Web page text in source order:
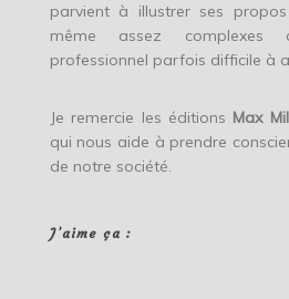
parvient à illustrer ses
même assez complexes
professionnel parfois difficile à
Je remercie les éditions Max
qui nous aide à prendre
de notre société.
J’aime ça :